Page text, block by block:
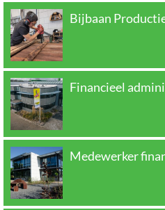
Bijbaan
Financieel
Medewerker